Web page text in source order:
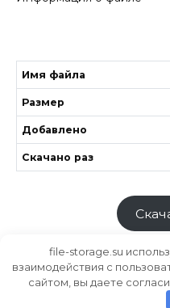
Имя файла
Размер
Добавлено
Скачано раз
Хранилище
file-storage.su
взаимодействия с
сайтом, вы даете